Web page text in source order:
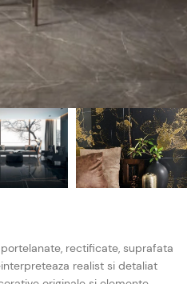
rectificate, suprafata
realist si detaliat